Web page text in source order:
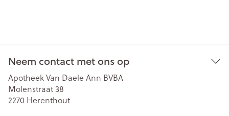
Neem contact met ons op
Apotheek Van Daele Ann BVBA
Molenstraat 38
2270 Herenthout